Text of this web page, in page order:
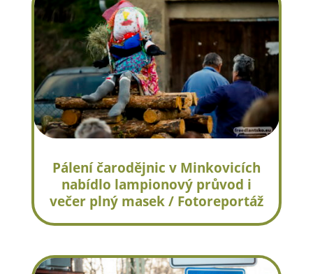
Pálení čarodějnic v Minkovicích
nabídlo lampionový průvod i
večer plný masek / Fotoreportáž